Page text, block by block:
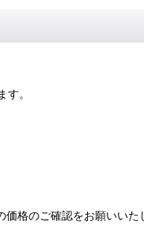
。
格のご確認をお願いいた